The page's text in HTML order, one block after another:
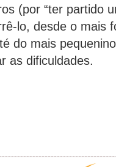
(por “ter partido
lo, desde o mais
do mais
as dificuldades.